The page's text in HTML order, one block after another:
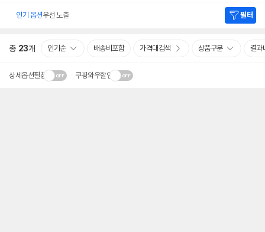
인기 옵션우선 노출 필터
총 23개 인기순 배송비포함 가격대검색 상품구분 결과
상세옵션펼침 쿠팡와우할인